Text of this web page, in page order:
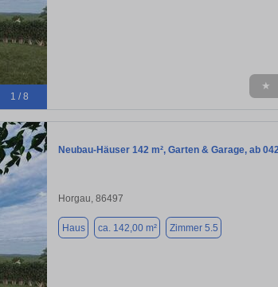
1 / 8
★
Neubau-Häuser 142 m², Garten & Garage, ab
Horgau, 86497
Haus ca. 142,00 m² Zimmer 5.5